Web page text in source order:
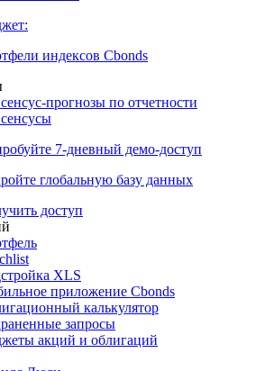
Commodities
индексов Cbonds
7-дневный
глобальную базу данных
доступ
XLS
приложение Cbonds